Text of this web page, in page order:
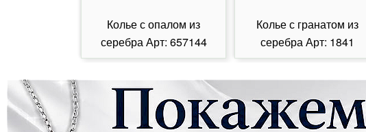
Колье с опалом из
серебра Арт: 657144
Колье с гранатом из
серебра Арт: 1841